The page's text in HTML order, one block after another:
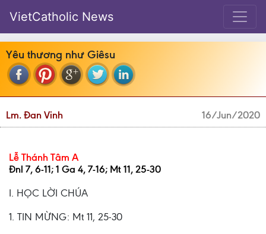
VietCatholic News
Yêu thương như Giêsu
Lm. Đan Vinh 16/Jun/2020
Lễ Thánh Tâm A
Đnl 7, 6-11; 1 Ga 4, 7-16; Mt 11, 25-30
I. HỌC LỜI CHÚA
1. TIN MỪNG: Mt 11, 25-30